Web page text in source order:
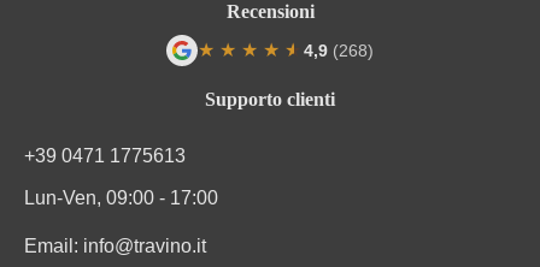
Supporto clienti
+39 0471 1775613
Lun-Ven, 09:00 - 17:00
Email: info@travino.it
Recensioni
★ ★ ★ ★ ★
★ 4,9 (268)